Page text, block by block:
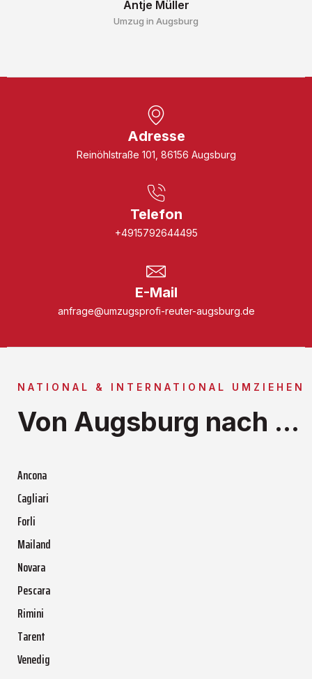
Antje Müller
Umzug in Augsburg
Adresse
Reinöhlstraße 101, 86156 Augsburg
Telefon
+4915792644495
E-Mail
anfrage@umzugsprofi-reuter-augsburg.de
NATIONAL & INTERNATIONAL UMZIEHEN
Von Augsburg nach ...
Ancona
Cagliari
Forli
Mailand
Novara
Pescara
Rimini
Tarent
Venedig